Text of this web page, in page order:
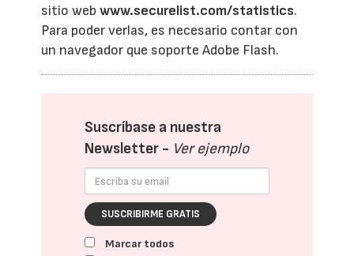
sitio webwww.securelist.com/statistics.
Para poder verlas, es necesario contar con
un navegador que soporte Adobe Flash.
Suscríbase a nuestra
Newsletter - Ver ejemplo
SUSCRIBIRME GRATIS
Marcar todos